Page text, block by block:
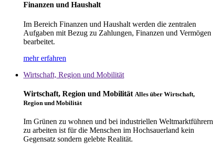
Finanzen und Haushalt
Im Bereich Finanzen und Haushalt werden die zentralen
Aufgaben mit Bezug zu Zahlungen, Finanzen und Vermögen
bearbeitet.
mehr erfahren
Wirtschaft, Region und Mobilität
Wirtschaft, Region und Mobilität Alles über Wirtschaft,
Region und Mobilität
Im Grünen zu wohnen und bei industriellen Weltmarktführern
zu arbeiten ist für die Menschen im Hochsauerland kein
Gegensatz sondern gelebte Realität.